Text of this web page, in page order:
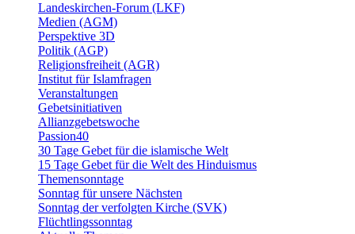
Landeskirchen-Forum (LKF)
Medien (AGM)
Perspektive 3D
Politik (AGP)
Religionsfreiheit (AGR)
Institut für Islamfragen
Veranstaltungen
Gebetsinitiativen
Allianzgebetswoche
Passion40
30 Tage Gebet für die islamische Welt
15 Tage Gebet für die Welt des Hinduismus
Themensonntage
Sonntag für unsere Nächsten
Sonntag der verfolgten Kirche (SVK)
Flüchtlingssonntag